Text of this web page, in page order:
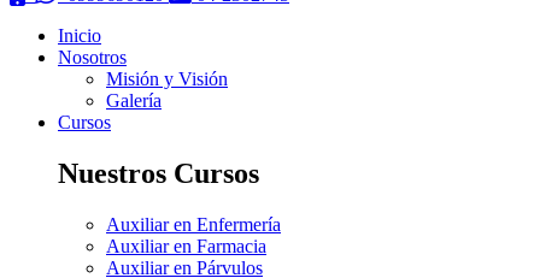
Inicio
Nosotros
Misión y Visión
Galería
Cursos
Nuestros Cursos
Auxiliar en Enfermería
Auxiliar en Farmacia
Auxiliar en Párvulos